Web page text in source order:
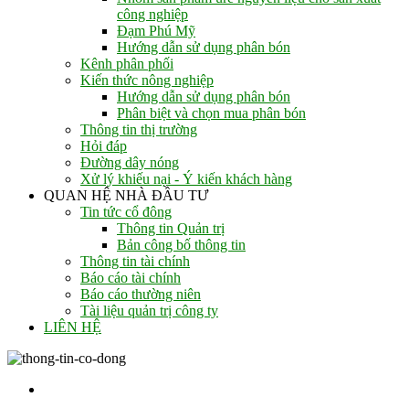
công nghiệp
Đạm Phú Mỹ
Hướng dẫn sử dụng phân bón
Kênh phân phối
Kiến thức nông nghiệp
Hướng dẫn sử dụng phân bón
Phân biệt và chọn mua phân bón
Thông tin thị trường
Hỏi đáp
Đường dây nóng
Xử lý khiếu nại - Ý kiến khách hàng
QUAN HỆ NHÀ ĐẦU TƯ
Tin tức cổ đông
Thông tin Quản trị
Bản công bố thông tin
Thông tin tài chính
Báo cáo tài chính
Báo cáo thường niên
Tài liệu quản trị công ty
LIÊN HỆ